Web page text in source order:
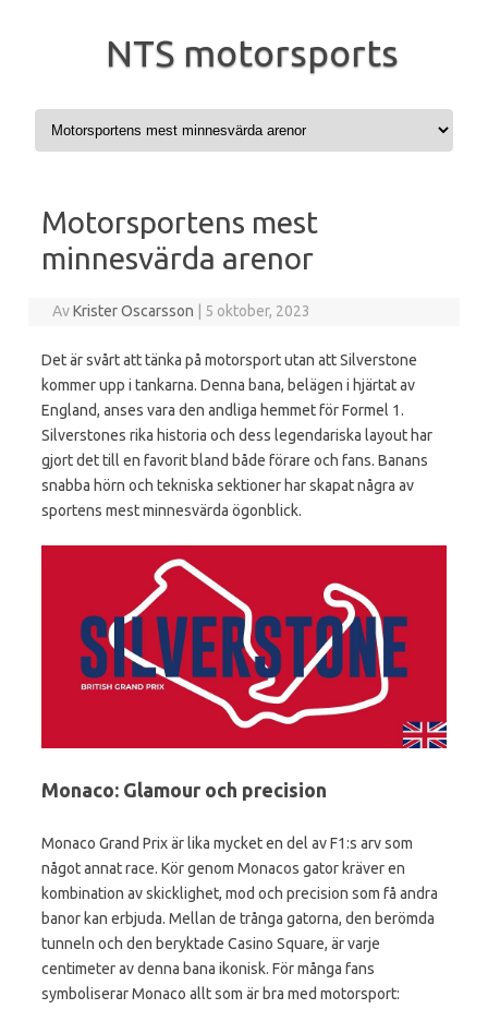
NTS motorsports
Hoppa till innehåll
Motorsportens mest
minnesvärda arenor
AvKrister Oscarsson 5 oktober, 2023
Det är svårt att tänka på motorsport utan att Silverstone
kommer upp i tankarna. Denna bana, belägen i hjärtat av
England, anses vara den andliga hemmet för Formel 1.
Silverstones rika historia och dess legendariska layout har
gjort det till en favorit bland både förare och fans. Banans
snabba hörn och tekniska sektioner har skapat några av
sportens mest minnesvärda ögonblick.
Monaco: Glamour och precision
Monaco Grand Prix är lika mycket en del av F1:s arv som
något annat race. Kör genom Monacos gator kräver en
kombination av skicklighet, mod och precision som få andra
banor kan erbjuda. Mellan de trånga gatorna, den berömda
tunneln och den beryktade Casino Square, är varje
centimeter av denna bana ikonisk. För många fans
symboliserar Monaco allt som är bra med motorsport: